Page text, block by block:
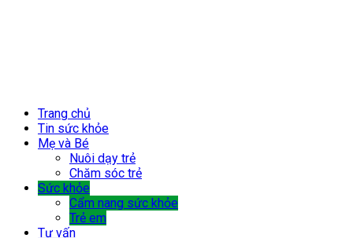
Trang chủ
Tin sức khỏe
Mẹ và Bé
Nuôi dạy trẻ
Chăm sóc trẻ
Sức khỏe
Cẩm nang sức khỏe
Trẻ em
Tư vấn